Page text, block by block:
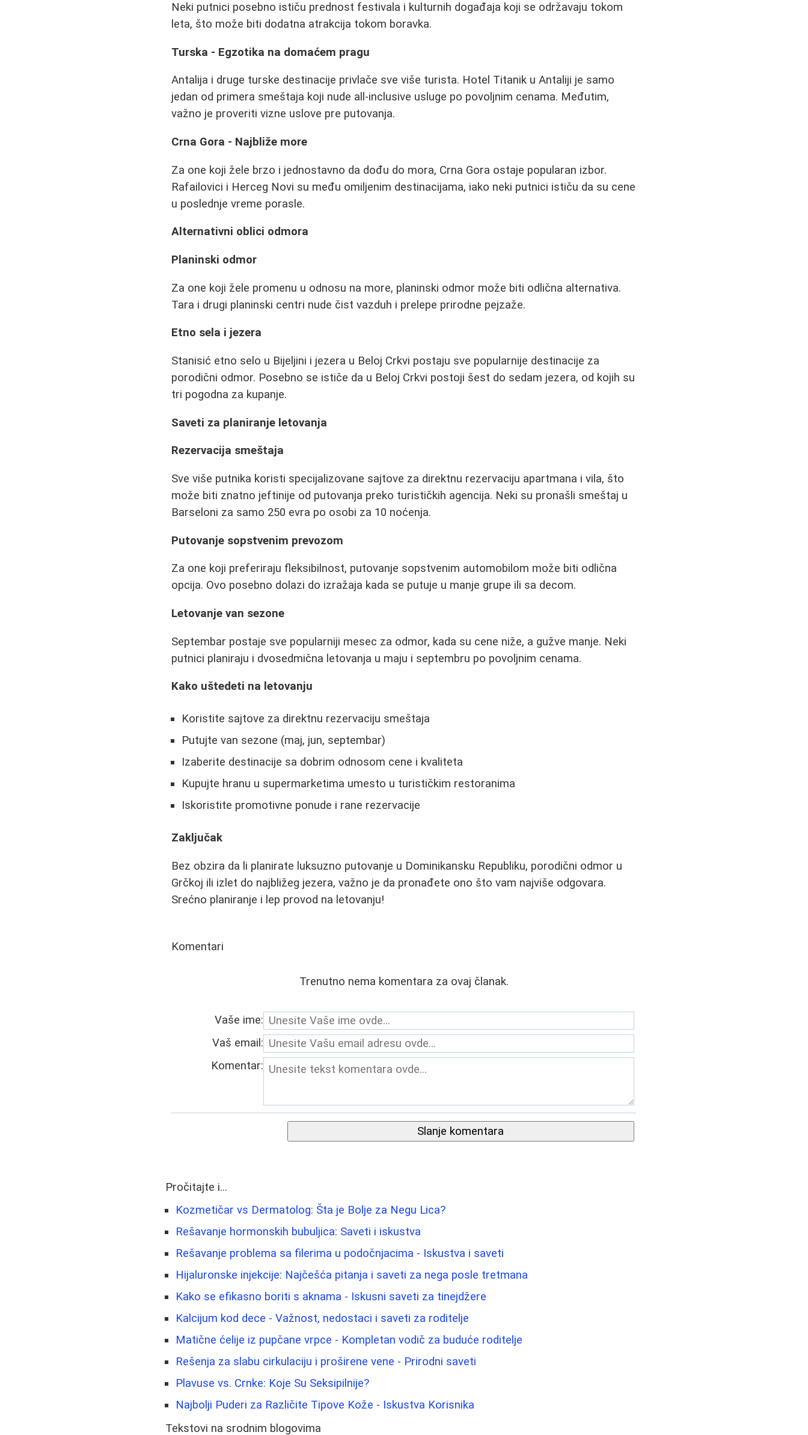
Neki putnici posebno ističu prednost festivala i kulturnih događaja koji se održavaju tokom
leta, što može biti dodatna atrakcija tokom boravka.
Turska - Egzotika na domaćem pragu
Antalija i druge turske destinacije privlače sve više turista. Hotel Titanik u Antaliji je samo
jedan od primera smeštaja koji nude all-inclusive usluge po povoljnim cenama. Međutim,
važno je proveriti vizne uslove pre putovanja.
Crna Gora - Najbliže more
Za one koji žele brzo i jednostavno da dođu do mora, Crna Gora ostaje popularan izbor.
Rafailovici i Herceg Novi su među omiljenim destinacijama, iako neki putnici ističu da su cene
u poslednje vreme porasle.
Alternativni oblici odmora
Planinski odmor
Za one koji žele promenu u odnosu na more, planinski odmor može biti odlična alternativa.
Tara i drugi planinski centri nude čist vazduh i prelepe prirodne pejzaže.
Etno sela i jezera
Stanisić etno selo u Bijeljini i jezera u Beloj Crkvi postaju sve popularnije destinacije za
porodični odmor. Posebno se ističe da u Beloj Crkvi postoji šest do sedam jezera, od kojih su
tri pogodna za kupanje.
Saveti za planiranje letovanja
Rezervacija smeštaja
Sve više putnika koristi specijalizovane sajtove za direktnu rezervaciju apartmana i vila, što
može biti znatno jeftinije od putovanja preko turističkih agencija. Neki su pronašli smeštaj u
Barseloni za samo 250 evra po osobi za 10 noćenja.
Putovanje sopstvenim prevozom
Za one koji preferiraju fleksibilnost, putovanje sopstvenim automobilom može biti odlična
opcija. Ovo posebno dolazi do izražaja kada se putuje u manje grupe ili sa decom.
Letovanje van sezone
Septembar postaje sve popularniji mesec za odmor, kada su cene niže, a gužve manje. Neki
putnici planiraju i dvosedmična letovanja u maju i septembru po povoljnim cenama.
Kako uštedeti na letovanju
Koristite sajtove za direktnu rezervaciju smeštaja
Putujte van sezone (maj, jun, septembar)
Izaberite destinacije sa dobrim odnosom cene i kvaliteta
Kupujte hranu u supermarketima umesto u turističkim restoranima
Iskoristite promotivne ponude i rane rezervacije
Zaključak
Bez obzira da li planirate luksuzno putovanje u Dominikansku Republiku, porodični odmor u
Grčkoj ili izlet do najbližeg jezera, važno je da pronađete ono što vam najviše odgovara.
Srećno planiranje i lep provod na letovanju!
Komentari
Trenutno nema komentara za ovaj članak.
Vaše ime:
Vaš email:
Komentar:
Slanje komentara
Pročitajte i...
Kozmetičar vs Dermatolog: Šta je Bolje za Negu Lica?
Rešavanje hormonskih bubuljica: Saveti i iskustva
Rešavanje problema sa filerima u podočnjacima - Iskustva i saveti
Hijaluronske injekcije: Najčešća pitanja i saveti za nega posle tretmana
Kako se efikasno boriti s aknama - Iskusni saveti za tinejdžere
Kalcijum kod dece - Važnost, nedostaci i saveti za roditelje
Matične ćelije iz pupčane vrpce - Kompletan vodič za buduće roditelje
Rešenja za slabu cirkulaciju i proširene vene - Prirodni saveti
Plavuse vs. Crnke: Koje Su Seksipilnije?
Najbolji Puderi za Različite Tipove Kože - Iskustva Korisnika
Tekstovi na srodnim blogovima